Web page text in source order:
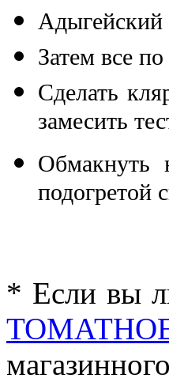
Адыгейский
Затем все
Сделать
замесить
Обмакнуть
подогретой
* Если вы